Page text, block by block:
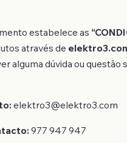
estabelece as
através de
alguma dúvida ou
elektro3@elektro3.com
977 947 947